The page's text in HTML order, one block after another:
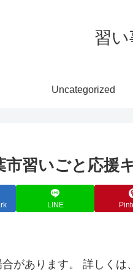
習
Uncategorized
習いごと応援
LINE
があります。 詳しくは